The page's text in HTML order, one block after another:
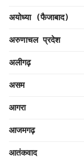
अयोध्या (फैजाबाद)
अरुणाचल प्रदेश
अलीगढ़
असम
आगरा
आजमगढ़
आतंकवाद